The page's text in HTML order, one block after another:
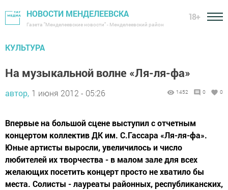
НОВОСТИ МЕНДЕЛЕЕВСКА
Газета "Менделеевские новости" - Менделеевский район
18+
КУЛЬТУРА
На музыкальной волне «Ля-ля-фа»
автор, 1 июня 2012 - 05:26 1452 0 0
Впервые на большой сцене выступил с отчетным
концертом коллектив ДК им. С.Гассара «Ля-ля-фа».
Юные артисты выросли, увеличилось и число
любителей их творчества - в малом зале для всех
желающих посетить концерт просто не хватило бы
места. Солисты - лауреаты районных, республиканских,